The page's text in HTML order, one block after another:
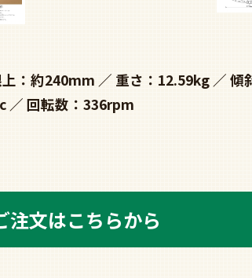
：約240mm 重さ：12.59kg
傾
回転数：336rpm
注文はこちらから